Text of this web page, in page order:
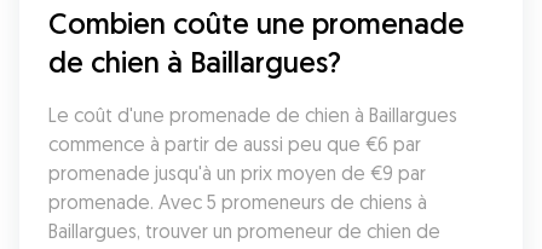
Combien coûte une promenade
de chien à Baillargues?
Le coût d'une promenade de chien à Baillargues
commence à partir de aussi peu que €6 par
promenade jusqu'à un prix moyen de €9 par
promenade. Avec 5 promeneurs de chiens à
Baillargues, trouver un promeneur de chien de